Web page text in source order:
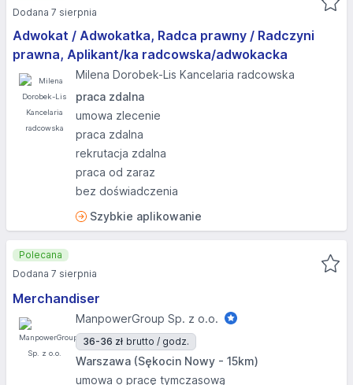
Adwokat / Adwokatka, Radca prawny / Radczyni
prawna, Aplikant/ka radcowska/adwokacka
Milena Dorobek-Lis Kancelaria radcowska
praca zdalna
umowa zlecenie
praca zdalna
rekrutacja zdalna
praca od zaraz
bez doświadczenia
Szybkie aplikowanie
Dodana 7 sierpnia
Merchandiser
ManpowerGroup Sp. z o.o.
36-36 zł brutto / godz.
Warszawa (Sękocin Nowy - 15km)
umowa o pracę tymczasową
Polecana
Dodana 7 sierpnia